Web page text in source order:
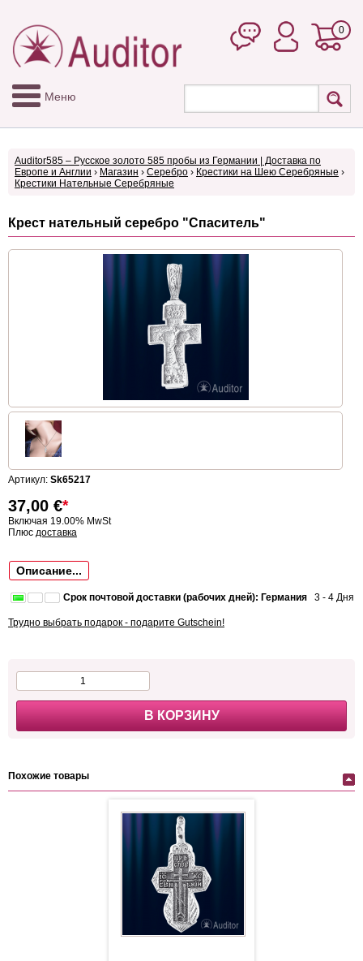
0
Меню
Auditor585 – Русское золото 585 пробы из Германии | Доставка по
Европе и Англии › Магазин › Серебро › Крестики на Шею Серебряные ›
Крестики Нательные Серебряные
Крecт нательный серебро "Спаситель"
Артикул: Sk65217
37,00 €*
Включая 19.00% MwSt
Плюс доставка
Описание...
Срок почтовой доставки (рабочих дней): Германия 3 - 4 Дня
Трудно выбрать подарок - подарите Gutschein!
В КОРЗИНУ
Похожие товары